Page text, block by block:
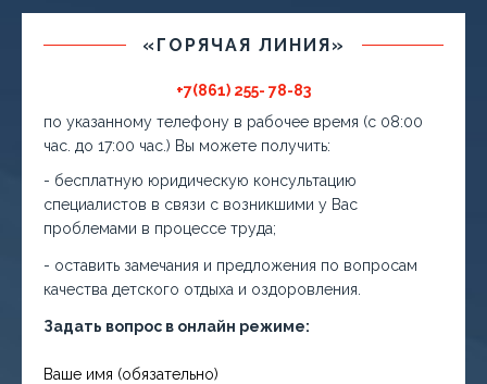
«ГОРЯЧАЯ ЛИНИЯ»
+7(861) 255- 78-83
по указанному телефону в рабочее время (с 08:00
час. до 17:00 час.) Вы можете получить:
- бесплатную юридическую консультацию
специалистов в связи с возникшими у Вас
проблемами в процессе труда;
- оставить замечания и предложения по вопросам
качества детского отдыха и оздоровления.
Задать вопрос в онлайн режиме:
Ваше имя (обязательно)